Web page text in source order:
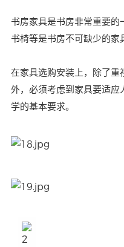
书房家具是书房非常重要的
书椅等是书房不可缺少的家
在家具选购安装上，除了
外，必须考虑到家具要适
学的基本要求。